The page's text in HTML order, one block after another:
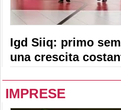
Igd Siiq: primo
una crescita
IMPRESE